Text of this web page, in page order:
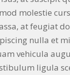
molestie
at feugiat
nulla et
vehicula
ligula